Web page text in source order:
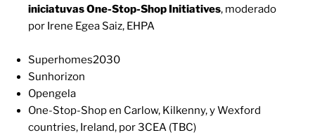
iniciatuvas One-Stop-Shop Initiatives, moderado
por Irene Egea Saiz, EHPA
Superhomes2030
Sunhorizon
Opengela
One-Stop-Shop en Carlow, Kilkenny, y Wexford
countries, Ireland, por 3CEA (TBC)